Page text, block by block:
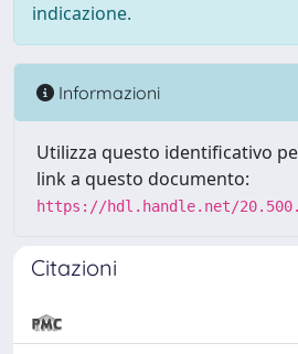
indicazione.
Informazioni
Utilizza questo identificativo
link a questo documento:
https://hdl.handle.net/
Citazioni